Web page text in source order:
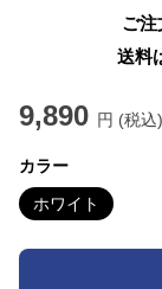
ご注
送料
9,890 円 (税込)
カラー
ホワイト